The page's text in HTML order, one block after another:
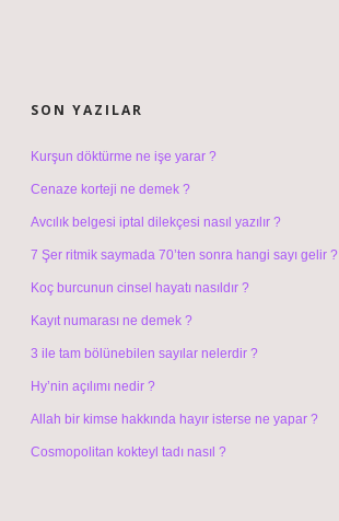
SON YAZILAR
Kurşun döktürme ne işe yarar ?
Cenaze korteji ne demek ?
Avcılık belgesi iptal dilekçesi nasıl yazılır ?
7 Şer ritmik saymada 70’ten sonra hangi sayı gelir ?
Koç burcunun cinsel hayatı nasıldır ?
Kayıt numarası ne demek ?
3 ile tam bölünebilen sayılar nelerdir ?
Hy’nin açılımı nedir ?
Allah bir kimse hakkında hayır isterse ne yapar ?
Cosmopolitan kokteyl tadı nasıl ?